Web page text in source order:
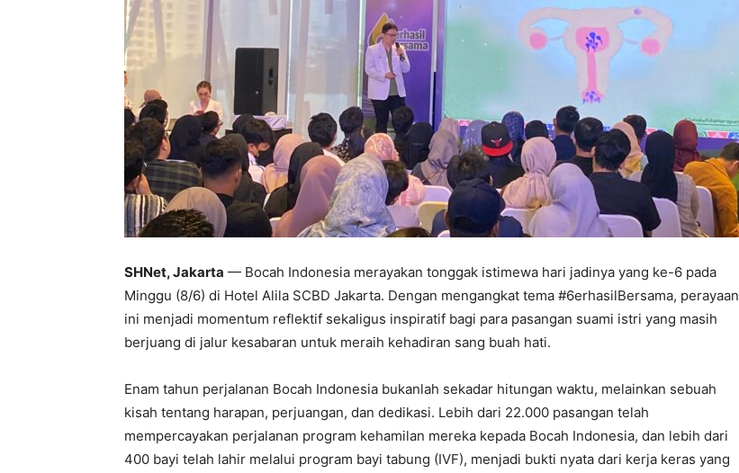
SHNet, Jakarta — Bocah Indonesia merayakan tonggak istimewa hari jadinya yang ke-6 pada
Minggu (8/6) di Hotel Alila SCBD Jakarta. Dengan mengangkat tema #6erhasilBersama, perayaan
ini menjadi momentum reflektif sekaligus inspiratif bagi para pasangan suami istri yang masih
berjuang di jalur kesabaran untuk meraih kehadiran sang buah hati.
Enam tahun perjalanan Bocah Indonesia bukanlah sekadar hitungan waktu, melainkan sebuah
kisah tentang harapan, perjuangan, dan dedikasi. Lebih dari 22.000 pasangan telah
mempercayakan perjalanan program kehamilan mereka kepada Bocah Indonesia, dan lebih dari
400 bayi telah lahir melalui program bayi tabung (IVF), menjadi bukti nyata dari kerja keras yang